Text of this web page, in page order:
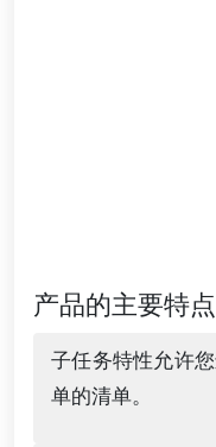
产品的主要特点
子任务特性允许
单的清单。